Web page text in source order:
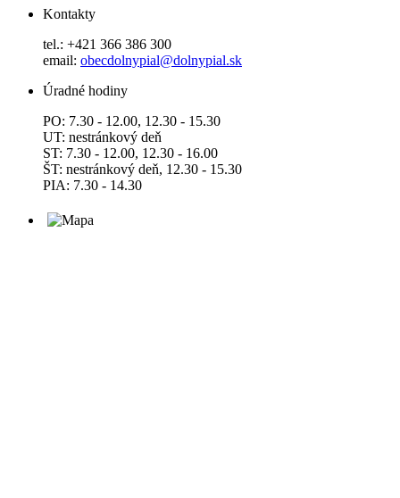
Kontakty
tel.: +421 366 386 300
email: obecdolnypial@dolnypial.sk
Úradné hodiny
PO: 7.30 - 12.00, 12.30 - 15.30
UT: nestránkový deň
ST: 7.30 - 12.00, 12.30 - 16.00
ŠT: nestránkový deň, 12.30 - 15.30
PIA: 7.30 - 14.30